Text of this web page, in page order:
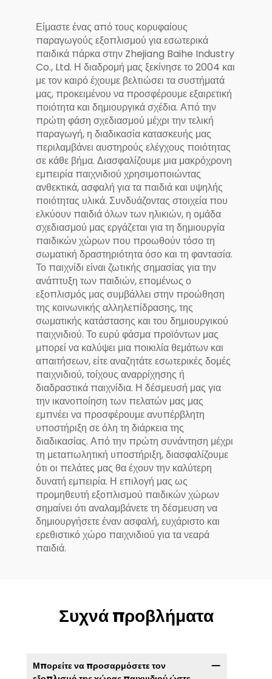
ψυχαγωγία σε
πάρκο -
Συμμορφωνός με
πρότυπα ΕΕ και
ΗΠΑ
Είμαστε ένας από τους κορυφαίους
παραγωγούς εξοπλισμού για εσωτερικά
παιδικά πάρκα στην Zhejiang Baihe Industry
Co., Ltd. Η διαδρομή μας ξεκίνησε το 2004 και
με τον καιρό έχουμε βελτιώσει τα συστήματά
μας, προκειμένου να προσφέρουμε εξαιρετική
ποιότητα και δημιουργικά σχέδια. Από την
πρώτη φάση σχεδιασμού μέχρι την τελική
παραγωγή, η διαδικασία κατασκευής μας
περιλαμβάνει αυστηρούς ελέγχους ποιότητας
σε κάθε βήμα. Διασφαλίζουμε μια μακρόχρονη
εμπειρία παιχνιδιού χρησιμοποιώντας
ανθεκτικά, ασφαλή για τα παιδιά και υψηλής
ποιότητας υλικά. Συνδυάζοντας στοιχεία που
ελκύουν παιδιά όλων των ηλικιών, η ομάδα
σχεδιασμού μας εργάζεται για τη δημιουργία
παιδικών χώρων που προωθούν τόσο τη
σωματική δραστηριότητα όσο και τη φαντασία.
Το παιχνίδι είναι ζωτικής σημασίας για την
ανάπτυξη των παιδιών, επομένως ο
εξοπλισμός μας συμβάλλει στην προώθηση
της κοινωνικής αλληλεπίδρασης, της
σωματικής κατάστασης και του δημιουργικού
παιχνιδιού. Το ευρύ φάσμα προϊόντων μας
μπορεί να καλύψει μια ποικιλία θεμάτων και
απαιτήσεων, είτε αναζητάτε εσωτερικές δομές
παιχνιδιού, τοίχους αναρρίχησης ή
διαδραστικά παιχνίδια. Η δέσμευσή μας για
την ικανοποίηση των πελατών μας μας
εμπνέει να προσφέρουμε ανυπέρβλητη
υποστήριξη σε όλη τη διάρκεια της
διαδικασίας. Από την πρώτη συνάντηση μέχρι
τη μεταπωλητική υποστήριξη, διασφαλίζουμε
ότι οι πελάτες μας θα έχουν την καλύτερη
δυνατή εμπειρία. Η επιλογή μας ως
προμηθευτή εξοπλισμού παιδικών χώρων
σημαίνει ότι αναλαμβάνετε τη δέσμευση να
δημιουργήσετε έναν ασφαλή, ευχάριστο και
ερεθιστικό χώρο παιχνιδιού για τα νεαρά
παιδιά.
Συχνά προβλήματα
Μπορείτε να προσαρμόσετε τον